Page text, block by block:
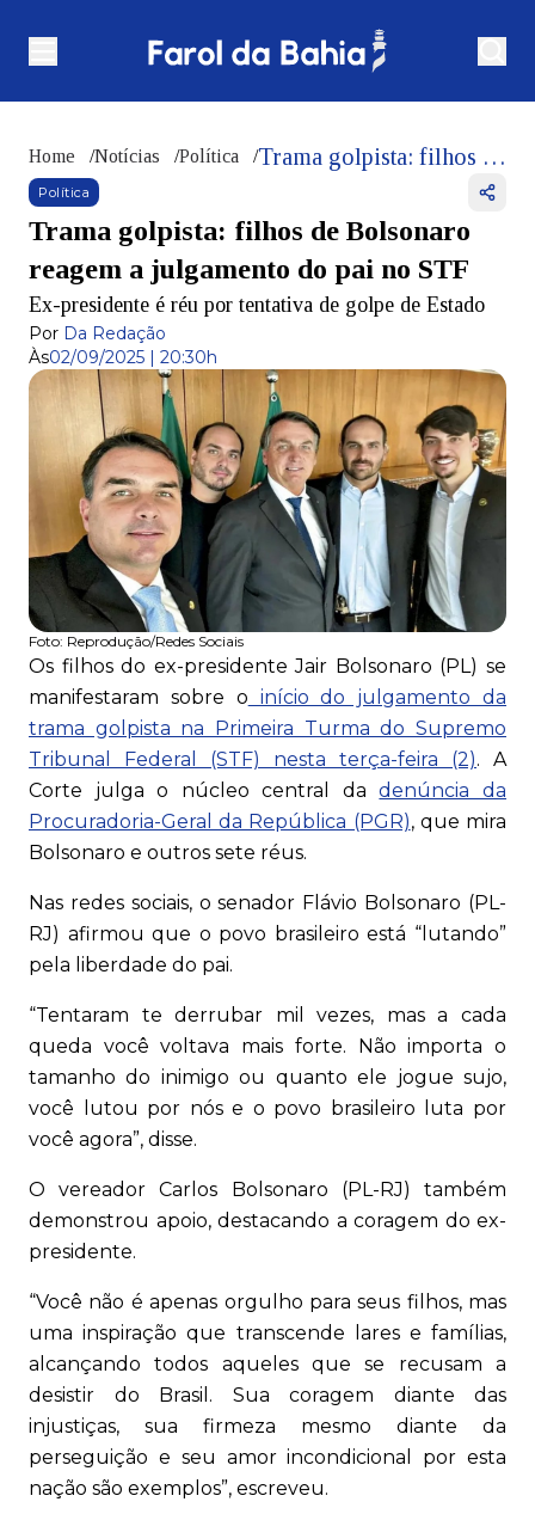
Home /Notícias /Política / Trama golpista: filhos de Bolsonaro reagem a julgamento do pai no STF
Política
Trama golpista: filhos de Bolsonaro
reagem a julgamento do pai no STF
Ex-presidente é réu por tentativa de golpe de Estado
Por Da Redação
Às02/09/2025 | 20:30h
Foto: Reprodução/Redes Sociais
Os filhos do ex-presidente Jair Bolsonaro (PL) se
manifestaram sobre o início do julgamento da
trama golpista na Primeira Turma do Supremo
Tribunal Federal (STF) nesta terça-feira (2). A
Corte julga o núcleo central dadenúncia da
Procuradoria-Geral da República (PGR), que mira
Bolsonaro e outros sete réus.
Nas redes sociais, o senador Flávio Bolsonaro (PL-
RJ) afirmou que o povo brasileiro está “lutando”
pela liberdade do pai.
“Tentaram te derrubar mil vezes, mas a cada
queda você voltava mais forte. Não importa o
tamanho do inimigo ou quanto ele jogue sujo,
você lutou por nós e o povo brasileiro luta por
você agora”, disse.
O vereador Carlos Bolsonaro (PL-RJ) também
demonstrou apoio, destacando a coragem do ex-
presidente.
“Você não é apenas orgulho para seus filhos, mas
uma inspiração que transcende lares e famílias,
alcançando todos aqueles que se recusam a
desistir do Brasil. Sua coragem diante das
injustiças, sua firmeza mesmo diante da
perseguição e seu amor incondicional por esta
nação são exemplos”, escreveu.